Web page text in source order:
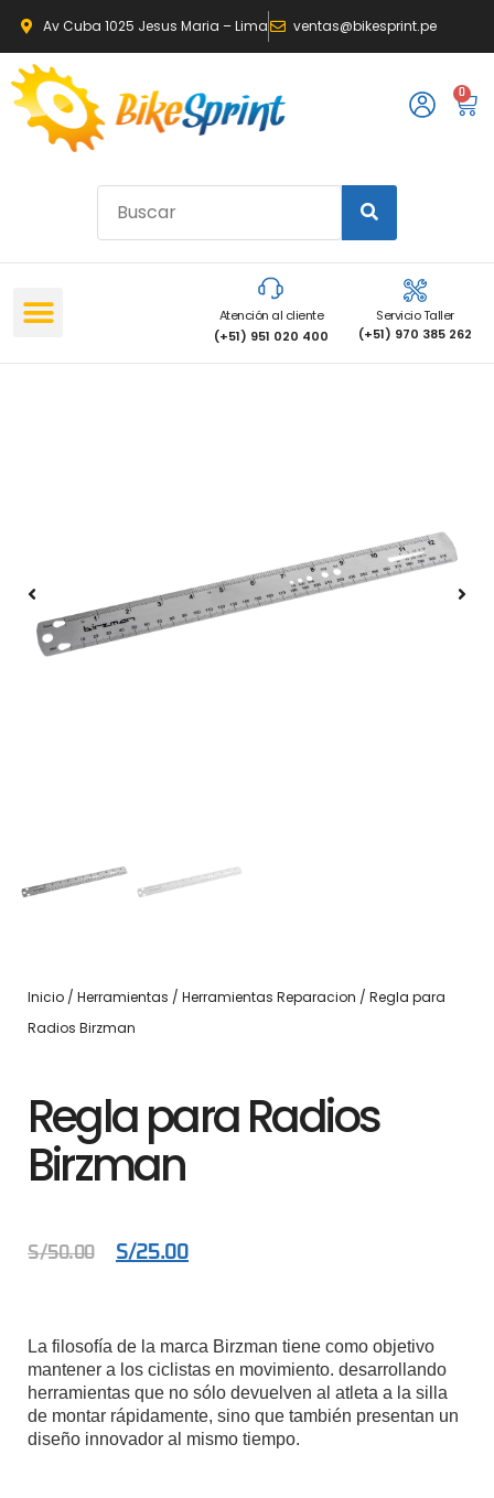
Av Cuba 1025 Jesus Maria – Lima ventas@bikesprint.pe
0
Atención al cliente
(+51) 951 020 400
Servicio Taller
(+51) 970 385 262
Inicio / Herramientas / Herramientas Reparacion / Regla para
Radios Birzman
Regla para Radios
Birzman
S/50.00 S/25.00
La filosofía de la marca Birzman tiene como objetivo
mantener a los ciclistas en movimiento. desarrollando
herramientas que no sólo devuelven al atleta a la silla
de montar rápidamente, sino que también presentan un
diseño innovador al mismo tiempo.